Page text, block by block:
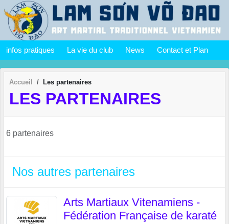
infos pratiques La vie du club News Contact et Plan
Accueil Les partenaires
LES PARTENAIRES
6 partenaires
Nos autres partenaires
Arts Martiaux Vitenamiens -
Fédération Française de karaté
Panneau de gestion des cookies